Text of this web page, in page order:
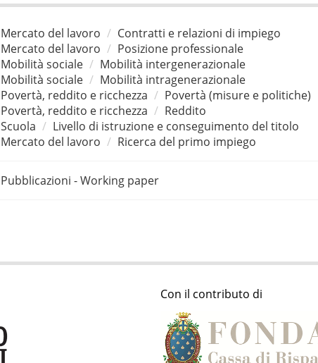
Mercato del lavoro
Contratti e relazioni di impiego
Mercato del lavoro
Posizione professionale
Mobilità sociale
Mobilità intergenerazionale
Mobilità sociale
Mobilità intragenerazionale
Povertà, reddito e ricchezza
Povertà (misure e politiche)
Povertà, reddito e ricchezza
Reddito
Scuola
Livello di istruzione e conseguimento del titolo
Mercato del lavoro
Ricerca del primo impiego
Pubblicazioni - Working paper
Con il contributo di